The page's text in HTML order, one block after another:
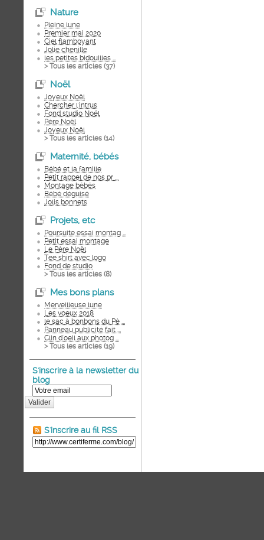
Nature
Pleine lune
Premier mai 2020
Ciel flamboyant
Jolie chenille
les petites bidouilles ...
> Tous les articles (37)
Noël
Joyeux Noël
Chercher l'intrus
Fond studio Noël
Père Noël
Joyeux Noël
> Tous les articles (14)
Maternité, bébés
Bébé et la famille
Petit rappel de nos pr ...
Montage bébés
Bébé déguisé
Jolis bonnets
Projets, etc
Poursuite essai montag ...
Petit essai montage
Le Père Noël
Tee shirt avec logo
Fond de studio
> Tous les articles (8)
Mes bons plans
Merveilleuse lune
Les voeux 2018
le sac à bonbons du Pè ...
Panneau publicité fait ...
Clin d'oeil aux photog ...
> Tous les articles (19)
S'inscrire à la newsletter du
blog
Valider
S'inscrire au fil RSS